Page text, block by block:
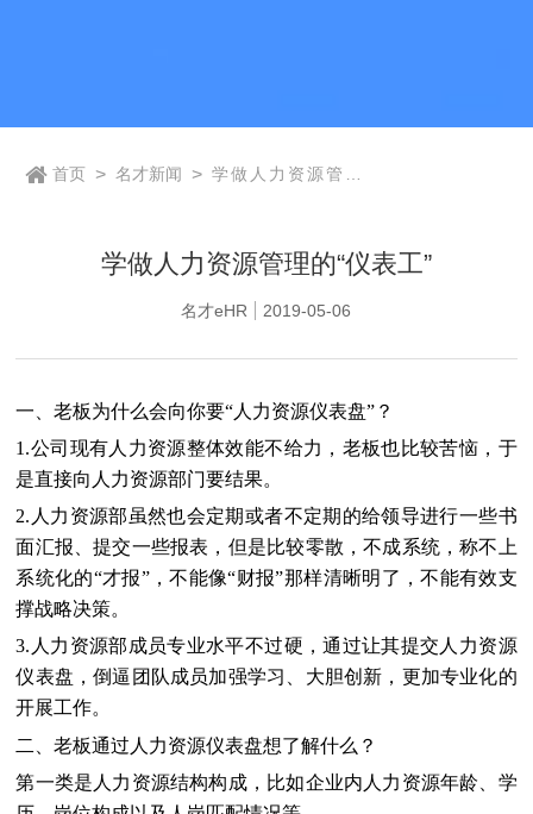
首页 > 名才新闻 > 学做人力资源管理
学做人力资源管理的“仪表工”
名才eHR 2019-05-06
一、老板为什么会向你要“人力资源仪表盘”？
1.公司现有人力资源整体效能不给力，老板也比较苦恼，于
是直接向人力资源部门要结果。
2.人力资源部虽然也会定期或者不定期的给领导进行一些书
面汇报、提交一些报表，但是比较零散，不成系统，称不上
系统化的“才报”，不能像“财报”那样清晰明了，不能有效支
撑战略决策。
3.人力资源部成员专业水平不过硬，通过让其提交人力资源
仪表盘，倒逼团队成员加强学习、大胆创新，更加专业化的
开展工作。
二、老板通过人力资源仪表盘想了解什么？
第一类是人力资源结构构成，比如企业内人力资源年龄、学